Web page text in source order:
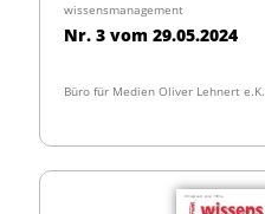
wissensmanagement
Nr. 3 vom 29.05.2024
Büro für Medien Oliver Lehnert e.K.